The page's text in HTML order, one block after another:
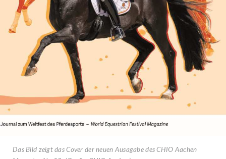
Das Bild zeigt das Cover der neuen Ausagabe des CHIO Aachen